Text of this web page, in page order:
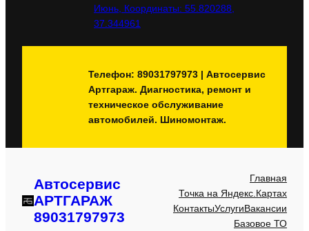
Июнь, Координаты: 55.820288,
37.344961
Телефон: 89031797973 | Автосервис
Артгараж. Диагностика, ремонт и
техническое обслуживание
автомобилей. Шиномонтаж.
Автосервис
АРТГАРАЖ
89031797973
Главная
Точка на Яндекс.Картах
КонтактыУслугиВакансии
Базовое ТО